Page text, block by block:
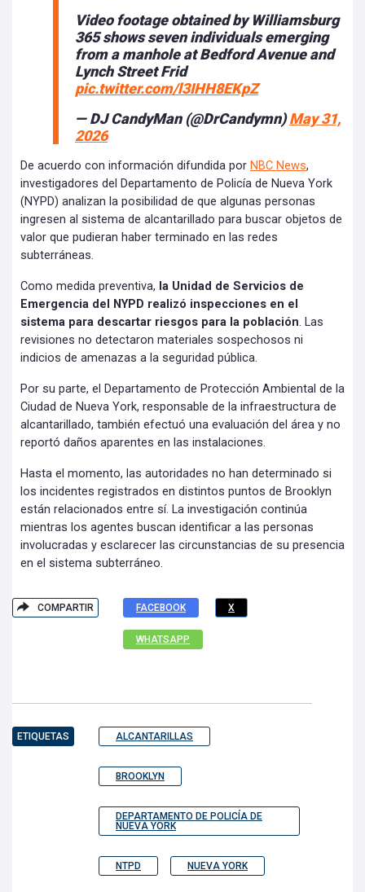
Video footage obtained by Williamsburg
365 shows seven individuals emerging
from a manhole at Bedford Avenue and
Lynch Street Frid
pic.twitter.com/l3IHH8EKpZ
— DJ CandyMan (@DrCandymn)May 31,
2026
De acuerdo con información difundida por NBC News,
investigadores del Departamento de Policía de Nueva York
(NYPD) analizan la posibilidad de que algunas personas
ingresen al sistema de alcantarillado para buscar objetos de
valor que pudieran haber terminado en las redes
subterráneas.
Como medida preventiva, la Unidad de Servicios de
Emergencia del NYPD realizó inspecciones en el
sistema para descartar riesgos para la población. Las
revisiones no detectaron materiales sospechosos ni
indicios de amenazas a la seguridad pública.
Por su parte, el Departamento de Protección Ambiental de la
Ciudad de Nueva York, responsable de la infraestructura de
alcantarillado, también efectuó una evaluación del área y no
reportó daños aparentes en las instalaciones.
Hasta el momento, las autoridades no han determinado si
los incidentes registrados en distintos puntos de Brooklyn
están relacionados entre sí. La investigación continúa
mientras los agentes buscan identificar a las personas
involucradas y esclarecer las circunstancias de su presencia
en el sistema subterráneo.
COMPARTIR FACEBOOK X
WHATSAPP
ETIQUETAS ALCANTARILLAS
BROOKLYN
DEPARTAMENTO DE POLICÍA DE
NUEVA YORK
NTPD NUEVA YORK